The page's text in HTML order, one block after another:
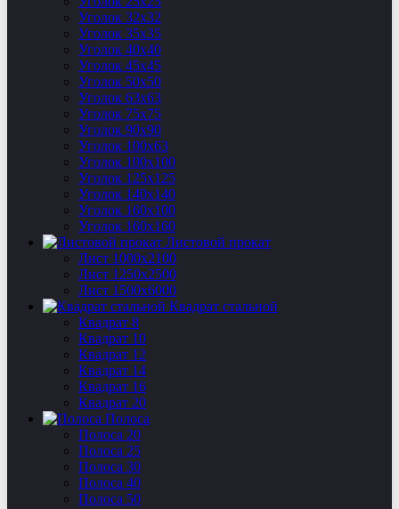
Уголок 32х32
Уголок 35х35
Уголок 40х40
Уголок 45х45
Уголок 50х50
Уголок 63х63
Уголок 75х75
Уголок 90х90
Уголок 100х63
Уголок 100х100
Уголок 125х125
Уголок 140х140
Уголок 160х100
Уголок 160х160
Листовой прокат
Лист 1000х2100
Лист 1250х2500
Лист 1500х6000
Квадрат стальной
Квадрат 8
Квадрат 10
Квадрат 12
Квадрат 14
Квадрат 16
Квадрат 20
Полоса
Полоса 20
Полоса 25
Полоса 30
Полоса 40
Полоса 50